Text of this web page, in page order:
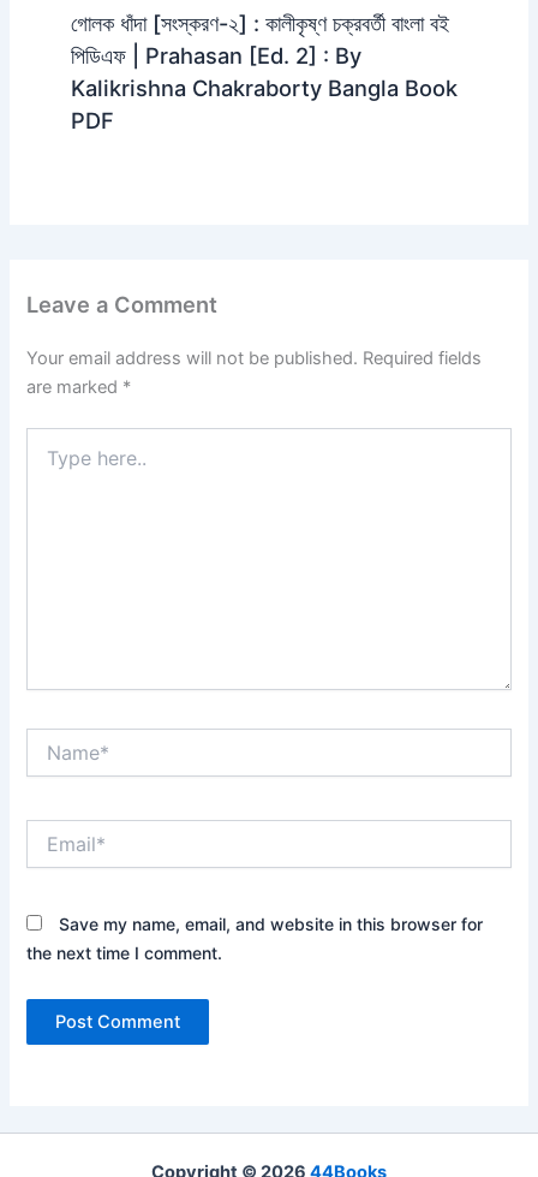
গোলক ধাঁদা [সংস্করণ-২] : কালীকৃষ্ণ চক্রবর্তী বাংলা বই
পিডিএফ | Prahasan [Ed. 2] : By
Kalikrishna Chakraborty Bangla Book
PDF
Leave a Comment
Your email address will not be published. Required fields
are marked *
here..
Save my name, email, and website in this browser for
the next time I comment.
Copyright © 2026 44Books